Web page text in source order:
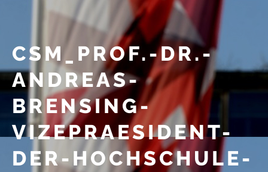
CSM_PROF.-DR.-
ANDREAS-
BRENSING-
VIZEPRAESIDENT-
DER-HOCHSCHULE-